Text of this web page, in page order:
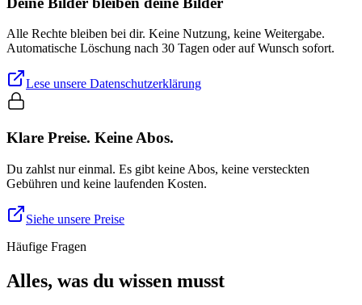
Alle Rechte bleiben bei dir. Keine Nutzung, keine Weitergabe.
Automatische Löschung nach 30 Tagen oder auf Wunsch sofort.
Lese unsere Datenschutzerklärung
Klare Preise. Keine Abos.
Du zahlst nur einmal. Es gibt keine Abos, keine versteckten
Gebühren und keine laufenden Kosten.
Siehe unsere Preise
Häufige Fragen
Alles, was du wissen musst